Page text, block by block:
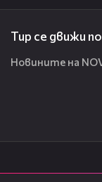
Тир се движи
Новините на